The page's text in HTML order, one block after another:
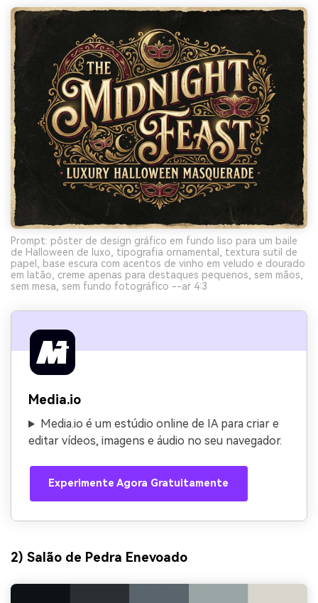
Prompt: pôster de design gráfico em fundo liso para um baile
de Halloween de luxo, tipografia ornamental, textura sutil de
papel, base escura com acentos de vinho em veludo e dourado
em latão, creme apenas para destaques pequenos, sem mãos,
sem mesa, sem fundo fotográfico --ar 4:3
Media.io
Media.io é um estúdio online de IA para criar e
editar vídeos, imagens e áudio no seu navegador.
Experimente Agora Gratuitamente
2) Salão de Pedra Enevoado